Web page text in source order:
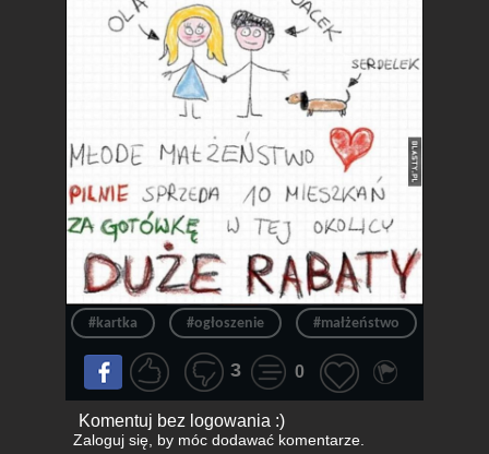
#kartka #ogłoszenie #małżeństwo
3 0
Komentuj bez logowania :)
Zaloguj się, by móc dodawać komentarze.